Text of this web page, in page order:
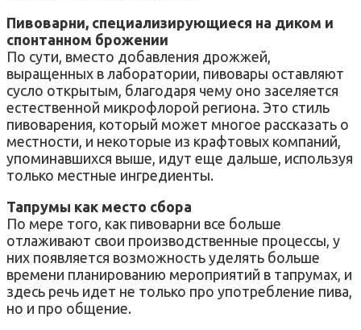
Пивоварни, специализирующиеся на диком и
спонтанном брожении
По сути, вместо добавления дрожжей,
выращенных в лаборатории, пивовары оставляют
сусло открытым, благодаря чему оно заселяется
естественной микрофлорой региона. Это стиль
пивоварения, который может многое рассказать о
местности, и некоторые из крафтовых компаний,
упоминавшихся выше, идут еще дальше, используя
только местные ингредиенты.
Тапрумы как место сбора
По мере того, как пивоварни все больше
отлаживают свои производственные процессы, у
них появляется возможность уделять больше
времени планированию мероприятий в тапрумах, и
здесь речь идет не только про употребление пива,
но и про общение.